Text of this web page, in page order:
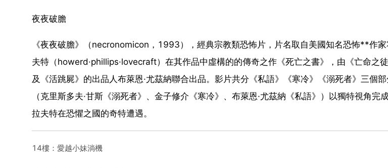
夜夜破膽
《夜夜破膽》（necronomicon，1993），經典宗教類恐怖片，片名取自美國知名恐怖**作家
夫特（howerd·phillips·lovecraft）在其作品中虛構的的傳奇之作《死亡之書》，由《亡命之
及《活跳屍》的出品人布萊恩·尤茲納聯合出品。影片共分《私語》《寒冷》《溺死者》三個
（克里斯多夫·甘斯《溺死者》、金子修介《寒冷》、布萊恩·尤茲納《私語》）以獨特視角完
拉夫特在恐懼之國的奇特遭遇。
14樓：愛越小妹淌機